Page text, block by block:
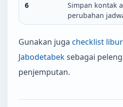
6
Simpan kontak
perubahan
Gunakan juga checklist
Jabodetabeksebagai
penjemputan.